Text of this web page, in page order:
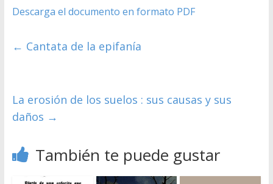
Descarga el documento en formato PDF
← Cantata de la epifanía
La erosión de los suelos : sus causas y sus
daños →
También te puede gustar